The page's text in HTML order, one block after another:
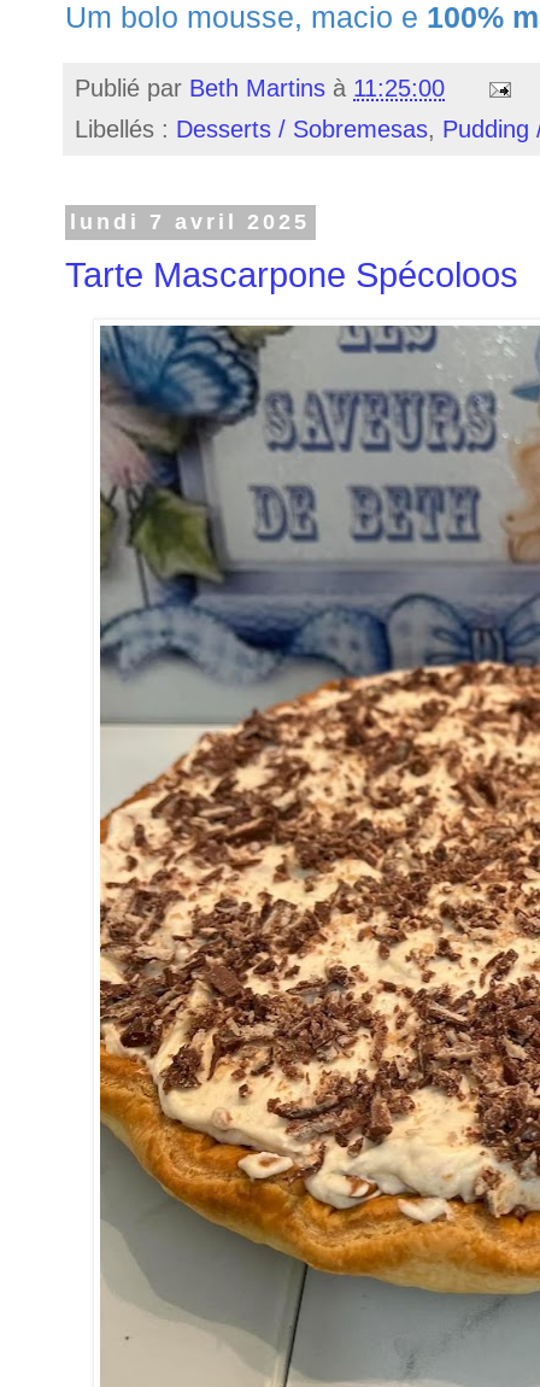
Um bolo mousse, macio e 100%
Publié par Beth Martins à 11:25:00
Libellés : Desserts / Sobremesas, Pudding
lundi 7 avril 2025
Tarte Mascarpone Spécoloos